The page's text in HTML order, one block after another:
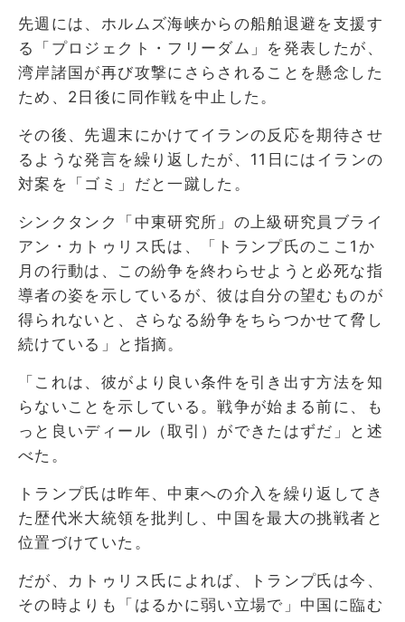
先週には、ホルムズ海峡からの船舶退避を支援す
る「プロジェクト・フリーダム」を発表したが、
湾岸諸国が再び攻撃にさらされることを懸念した
ため、2日後に同作戦を中止した。
その後、先週末にかけてイランの反応を期待させ
るような発言を繰り返したが、11日にはイランの
対案を「ゴミ」だと一蹴した。
シンクタンク「中東研究所」の上級研究員ブライ
アン・カトゥリス氏は、「トランプ氏のここ1か
月の行動は、この紛争を終わらせようと必死な指
導者の姿を示しているが、彼は自分の望むものが
得られないと、さらなる紛争をちらつかせて脅し
続けている」と指摘。
「これは、彼がより良い条件を引き出す方法を知
らないことを示している。戦争が始まる前に、も
っと良いディール（取引）ができたはずだ」と述
べた。
トランプ氏は昨年、中東への介入を繰り返してき
た歴代米大統領を批判し、中国を最大の挑戦者と
位置づけていた。
だが、カトゥリス氏によれば、トランプ氏は今、
その時よりも「はるかに弱い立場で」中国に臨む